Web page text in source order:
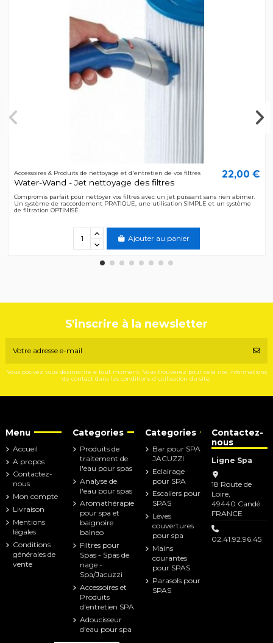
Accessoires & Produits de nettoyage et d'entretien de vos filtres
Water-Wand - Jet nettoyage des filtres
22,00 €
Compromis parfait pour nettoyer vos filtres avec un jet puissant sans rien abimer.
Un système de raccordement PRATIQUE, une utilisation SIMPLE et un système
de filtration OPTIMISÉ.
Ajouter au panier
S'inscrire à la newsletter
Vous pouvez vous désinscrire à tout moment. Vous trouverez pour cela nos informations
de contact dans les conditions d'utilisation du site.
Menu
Accueil
A propos
Contactez-
nous
Mon compte
Livraison
Mentions
légales
Conditions
générales de
vente
Categories
Produits de
traitement de
l'eau pour spas
Analyse de
l'eau pour spas
Aromathérapie
pour spa et
baignoire
balneo
Filtres pour
Spas - Spas de
nage -
Spa/Jacuzzi
Accessoires et
Produits
d'entretien SPA
Adoucisseur
d'eau pour spa
Categories
Bar pour SPA
JACUZZI
Eclairage
pour SPA
Escaliers pour
SPAS
Lèves
couvertures
pour spa
Mains
courantes
pour SPAS
Parasols pour
SPAS
Contactez-
nous
Ligne Spa
18 Route de
Loire,
49440 Candé
FRANCE
02.41.92.96.45